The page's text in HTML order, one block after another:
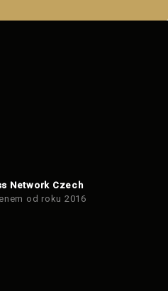
Network Czech
od roku 2016